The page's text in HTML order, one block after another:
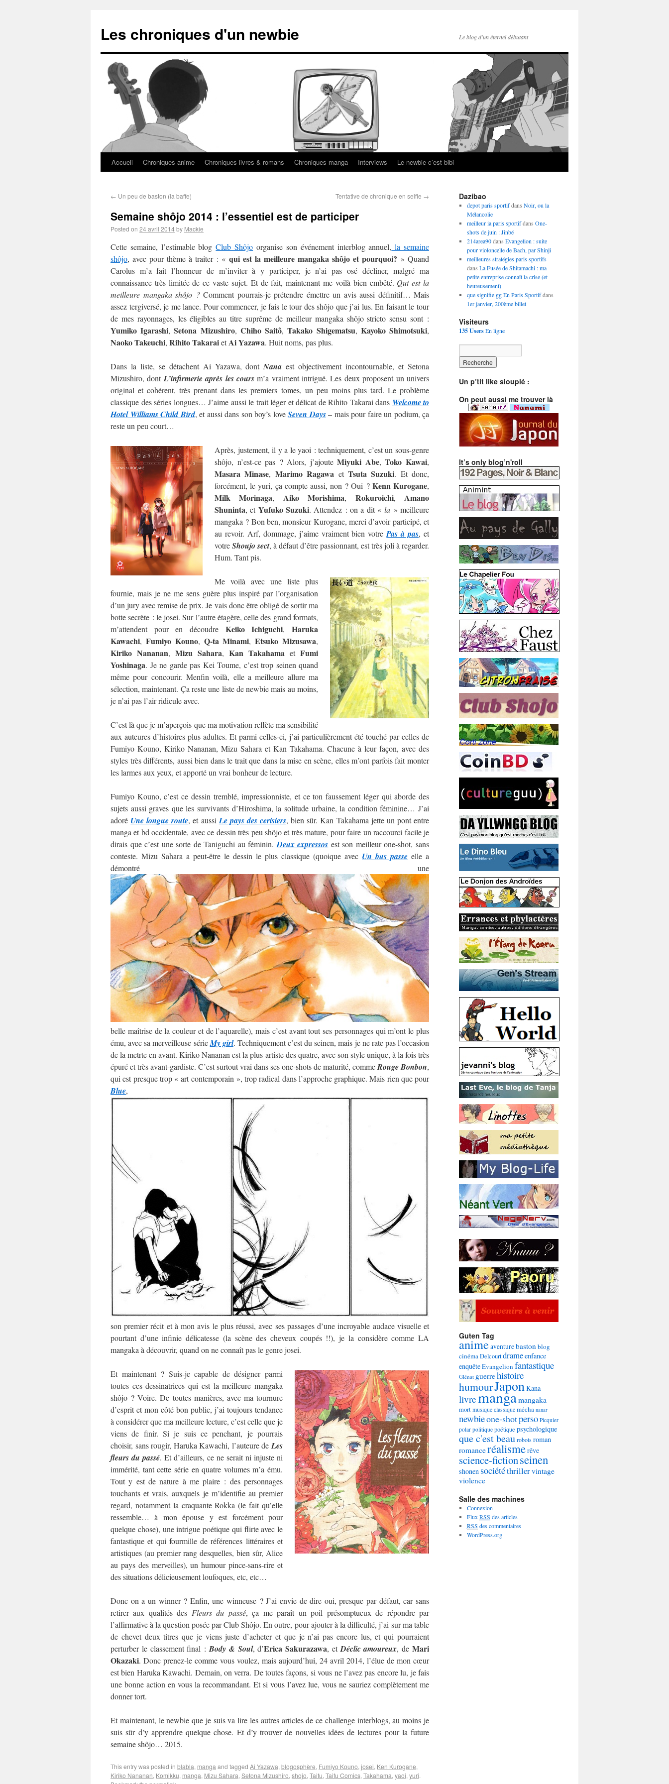
Les chroniques d'un newbie Le blog d'un éternel débutant
Accueil Chroniques anime Chroniques livres & romans Chroniques manga Interviews Le newbie c’est bibi
← Un peu de baston (la baffe) Tentative de chronique en selfie →
Semaine shôjo 2014 : l’essentiel est de participer
Posted on 24 avril 2014by Mackie
Cette semaine, l’estimable blogClub Shôjo organise son événement interblog annuel, la semaine
shôjo, avec pour thème à traiter : « qui est la meilleure mangaka shôjo et pourquoi? » Quand
Carolus m’a fait l’honneur de m’inviter à y participer, je n’ai pas osé décliner, malgré ma
connaissance très limitée de ce vaste sujet. Et de fait, maintenant me voilà bien embêté. Qui est la
meilleure mangaka shôjo ?Comment pourrais-je prétendre émettre un avis aussi définitif… Mais
assez tergiversé, je me lance. Pour commencer, je fais le tour des shôjo que j’ai lus. En faisant le tour
de mes rayonnages, les éligibles au titre suprême de meilleur mangaka shôjo stricto sensu sont :
Yumiko Igarashi,Setona Mizushiro, Chiho Saitô,Takako Shigematsu, Kayoko Shimotsuki,
NaokoTakeuchi, Rihito TakaraietAiYazawa. Huit noms, pas plus.
Dans la liste, se détachent Ai Yazawa, dontNana est objectivement incontournable, et Setona
Mizushiro, dont L’infirmerie après les coursm’a vraiment intrigué. Les deux proposent un univers
original et cohérent, très prenant dans les premiers tomes, un peu moins plus tard. Le problème
classique des séries longues… J’aime aussi le trait léger et délicat de Rihito Takarai dans Welcome to
Hotel Williams Child Bird, et aussi dans son boy’s loveSeven Days– mais pour faire un podium, ça
reste un peu court…
Après, justement, il y a le yaoi : techniquement, c’est un sous-genre
shôjo, n’est-ce pas ? Alors, j’ajouteMiyuki Abe,Toko Kawai,
Masara Minase, Marimo Ragawa et Tsuta Suzuki. Et donc,
forcément, le yuri, ça compte aussi, non ? Oui ? Kenn Kurogane,
Milk Morinaga, Aiko Morishima, Rokuroichi, Amano
Shuninta, et Yufuko Suzuki. Attendez : on a dit «la » meilleure
mangaka ? Bon ben, monsieur Kurogane, merci d’avoir participé, et
au revoir. Arf, dommage, j’aime vraiment bien votrePas à pas, et
votreShoujo sect, à défaut d’être passionnant, est très joli à regarder.
Hum. Tant pis.
Me voilà avec une liste plus
fournie, mais je ne me sens guère plus inspiré par l’organisation
d’un jury avec remise de prix. Je vais donc être obligé de sortir ma
botte secrète : le josei. Sur l’autre étagère, celle des grand formats,
m’attendent pour en découdre Keiko Ichiguchi,Haruka
Kawachi, Fumiyo Kouno, Q-ta Minami,Etsuko Mizusawa,
Kiriko Nananan, Mizu Sahara, Kan Takahama et Fumi
Yoshinaga. Je ne garde pas Kei Toume, c’est trop seinen quand
même pour concourir. Menfin voilà, elle a meilleure allure ma
sélection, maintenant. Ça reste une liste de newbie mais au moins,
je n’ai pas l’air ridicule avec.
C’est là que je m’aperçois que ma motivation reflète ma sensibilité
aux auteures d’histoires plus adultes. Et parmi celles-ci, j’ai particulièrement été touché par celles de
Fumiyo Kouno, Kiriko Nananan, Mizu Sahara et Kan Takahama. Chacune à leur façon, avec des
styles très différents, aussi bien dans le trait que dans la mise en scène, elles m’ont parfois fait monter
les larmes aux yeux, et apporté un vrai bonheur de lecture.
Fumiyo Kouno, c’est ce dessin tremblé, impressionniste, et ce ton faussement léger qui aborde des
sujets aussi graves que les survivants d’Hiroshima, la solitude urbaine, la condition féminine… J’ai
adoré Une longue route, et aussi Le pays des cerisiers, bien sûr. Kan Takahama jette un pont entre
manga et bd occidentale, avec ce dessin très peu shôjo et très mature, pour faire un raccourci facile je
dirais que c’est une sorte de Taniguchi au féminin. Deux expressos est son meilleur one-shot, sans
conteste. Mizu Sahara a peut-être le dessin le plus classique (quoique avec Un bus passe elle a
démontré une
belle maîtrise de la couleur et de l’aquarelle), mais c’est avant tout ses personnages qui m’ont le plus
ému, avec sa merveilleuse sérieMy girl. Techniquement c’est du seinen, mais je ne rate pas l’occasion
de la metrte en avant. Kiriko Nananan est la plus artiste des quatre, avec son style unique, à la fois très
épuré et très avant-gardiste. C’est surtout vrai dans ses one-shots de maturité, commeRouge Bonbon,
qui est presque trop « art contemporain », trop radical dans l’approche graphique. Mais rien que pour
Blue,
son premier récit et à mon avis le plus réussi, avec ses passages d’une incroyable audace visuelle et
pourtant d’une infinie délicatesse (la scène des cheveux coupés !!), je la considère comme LA
mangaka à découvrir, quand on ne connaît pas le genre josei.
Et maintenant ? Suis-je capable de désigner parmi
toutes ces dessinatrices qui est la meilleure mangaka
shôjo ? Voire. De toutes manières, avec ma tournure
d’esprit et mon côté bon public, j’ai toujours tendance
à considérer que ma meilleure lecture, c’est celle que je
viens de finir. Si je suis ce penchant, je pourrais
choisir, sans rougir, Haruka Kawachi, l’auteure deLes
fleurs du passé. Et d’ailleurs, ce ne serait ni injuste ni
immérité, tant cette série en quatre volumes m’a ému.
Tout y est de nature à me plaire : des personnages
touchants et vrais, auxquels je m’identifie au premier
regard, notamment la craquante Rokka (le fait qu’elle
ressemble… à mon épouse y est forcément pour
quelque chose), une intrigue poétique qui flirte avec le
fantastique et qui fourmille de références littéraires et
artistiques (au premier rang desquelles, bien sûr, Alice
au pays des merveilles), un humour pince-sans-rire et
des situations délicieusement loufoques, etc, etc…
Donc on a un winner ? Enfin, une winneuse ? J’ai envie de dire oui, presque par défaut, car sans
retirer aux qualités des Fleurs du passé, ça me paraît un poil présomptueux de répondre par
l’affirmative à la question posée par Club Shôjo. En outre, pour ajouter à la difficulté, j’ai sur ma table
de chevet deux titres que je viens juste d’acheter et que je n’ai pas encore lus, et qui pourraient
perturber le classement final :Body & Soul, d’Erica Sakurazawa, etDéclic amoureux, deMari
Okazaki. Donc prenez-le comme vous voulez, mais aujourd’hui, 24 avril 2014, l’élue de mon cœur
est bien Haruka Kawachi. Demain, on verra. De toutes façons, si vous ne l’avez pas encore lu, je fais
une bonne action en vous la recommandant. Et si vous l’avez lue, vous ne sauriez complètement me
donner tort.
Et maintenant, le newbie que je suis va lire les autres articles de ce challenge interblogs, au moins je
suis sûr d’y apprendre quelque chose. Et d’y trouver de nouvelles idées de lectures pour la future
semaine shôjo… 2015.
This entry was posted in blabla, manga and tagged Ai Yazawa, blogosphère, Fumiyo Kouno, josei, Ken Kurogane,
Kiriko Nananan, Komikku, manga, Mizu Sahara, Setona Mizushiro, shojo, Taifu, Taifu Comics, Takahama, yaoi, yuri.
Dazibao
depot paris sportifdans Noir, ou la
Mélancolie
meilleur ia paris sportifdans One-
shots de juin : Jinbé
214area90dans Evangelion : suite
pour violoncelle de Bach, par Shinji
meilleures stratégies paris sportifs
dans La Fusée de Shitamachi : ma
petite entreprise connaît la crise (et
heureusement)
que signifie gg En Paris Sportifdans
1er janvier, 200ème billet
Visiteurs
135 UsersEn ligne
Un p’tit like siouplé :
On peut aussi me trouver là
It’s only blog’n'roll
Guten Tag
animeaventurebaston blog
cinémaDelcourtdrameenfance
enquêteEvangelion fantastique
Glénat guerrehistoire
humourJapon Kana
livremangamangaka
mortmusique classiquemécha nanar
newbieone-shotperso Picquier
polar politique poétique psychologique
que c'est beaurobotsroman
romanceréalismerêve
science-fictionseinen
shonen sociététhrillervintage
violence
Salle des machines
Connexion
Flux RSS des articles
RSS des commentaires
WordPress.org